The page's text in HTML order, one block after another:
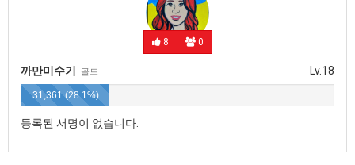
8 0
Lv.18
까만미수기 골드
31,361 (28.1%)
등록된 서명이 없습니다.